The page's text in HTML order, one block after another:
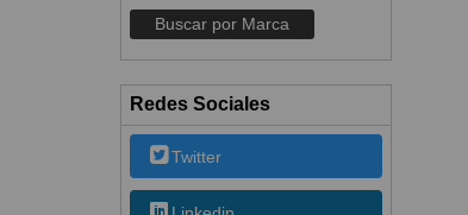
Redes Sociales
Twitter